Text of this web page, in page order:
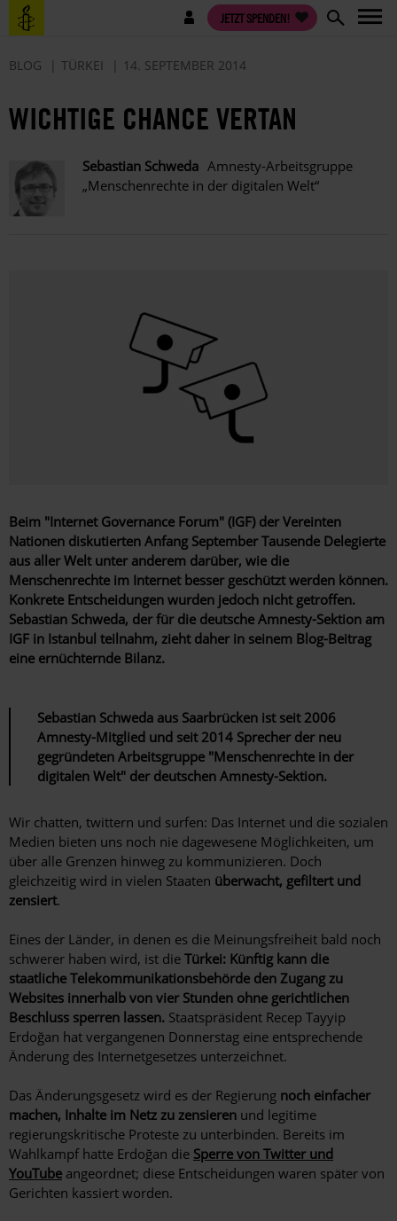
Direkt
zum
Benutzermenü JETZT SPENDEN!
BLOG TÜRKEI 14. SEPTEMBER 2014
WICHTIGE CHANCE VERTAN
Sebastian Schweda Amnesty-Arbeitsgruppe
„Menschenrechte in der digitalen Welt“
Beim "Internet Governance Forum" (IGF) der Vereinten
Nationen diskutierten Anfang September Tausende Delegierte
aus aller Welt unter anderem darüber, wie die
Menschenrechte im Internet besser geschützt werden können.
Konkrete Entscheidungen wurden jedoch nicht getroffen.
Sebastian Schweda, der für die deutsche Amnesty-Sektion am
IGF in Istanbul teilnahm, zieht daher in seinem Blog-Beitrag
eine ernüchternde Bilanz.
Sebastian Schweda aus Saarbrücken ist seit 2006
Amnesty-Mitglied und seit 2014 Sprecher der neu
gegründeten Arbeitsgruppe "Menschenrechte in der
digitalen Welt" der deutschen Amnesty-Sektion.
Wir chatten, twittern und surfen: Das Internet und die sozialen
Medien bieten uns noch nie dagewesene Möglichkeiten, um
über alle Grenzen hinweg zu kommunizieren. Doch
gleichzeitig wird in vielen Staaten überwacht, gefiltert und
zensiert.
Eines der Länder, in denen es die Meinungsfreiheit bald noch
schwerer haben wird, ist die Türkei: Künftig kann die
staatliche Telekommunikationsbehörde den Zugang zu
Websites innerhalb von vier Stunden ohne gerichtlichen
Beschluss sperren lassen. Staatspräsident Recep Tayyip
Erdoğan hat vergangenen Donnerstag eine entsprechende
Änderung des Internetgesetzes unterzeichnet.
Das Änderungsgesetz wird es der Regierung noch einfacher
machen, Inhalte im Netz zu zensieren und legitime
regierungskritische Proteste zu unterbinden. Bereits im
Wahlkampf hatte Erdoğan die Sperre von Twitter und
YouTube angeordnet; diese Entscheidungen waren später von
Gerichten kassiert worden.